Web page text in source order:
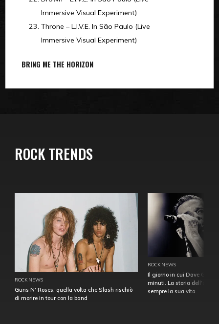
Immersive Visual Experiment)
Throne – L.I.V.E. In São Paulo (Live
Immersive Visual Experiment)
BRING ME THE HORIZON
ROCK TRENDS
ROCK NEWS
Guns N' Roses, quella volta che Slash rischiò
di morire in tour con la band
ROCK NEWS
Il giorno in cui Dave
minuti. La storia
sempre la sua vita